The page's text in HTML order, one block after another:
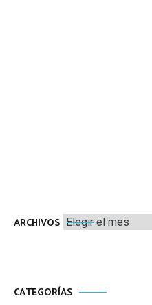
ARCHIVOS Archivos
CATEGORÍAS